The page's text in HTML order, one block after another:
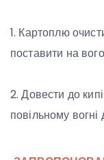
1. Картоплю
поставити на
2. Довести до
повільному вогні